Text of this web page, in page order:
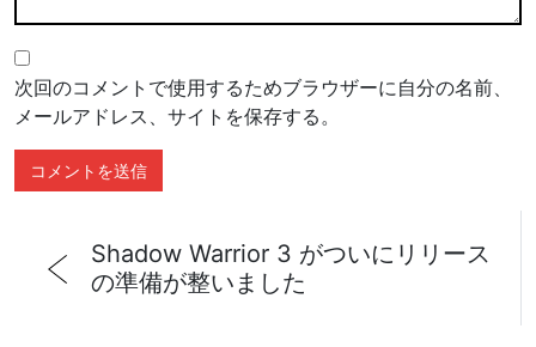
次回のコメントで使用するためブラウザーに自分の名前、
メールアドレス、サイトを保存する。
Shadow Warrior 3 がついにリリース
の準備が整いました